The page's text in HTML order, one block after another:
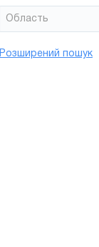
Область
Район
Сторона
Усi
Розширений пошук